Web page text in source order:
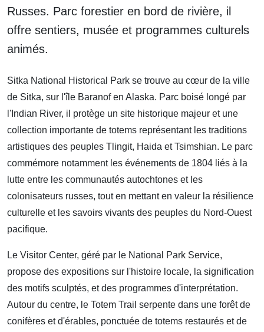
Russes. Parc forestier en bord de rivière, il
offre sentiers, musée et programmes culturels
animés.
Sitka National Historical Park se trouve au cœur de la ville
de Sitka, sur l'île Baranof en Alaska. Parc boisé longé par
l'Indian River, il protège un site historique majeur et une
collection importante de totems représentant les traditions
artistiques des peuples Tlingit, Haida et Tsimshian. Le parc
commémore notamment les événements de 1804 liés à la
lutte entre les communautés autochtones et les
colonisateurs russes, tout en mettant en valeur la résilience
culturelle et les savoirs vivants des peuples du Nord-Ouest
pacifique.
Le Visitor Center, géré par le National Park Service,
propose des expositions sur l'histoire locale, la signification
des motifs sculptés, et des programmes d'interprétation.
Autour du centre, le Totem Trail serpente dans une forêt de
conifères et d'érables, ponctuée de totems restaurés et de